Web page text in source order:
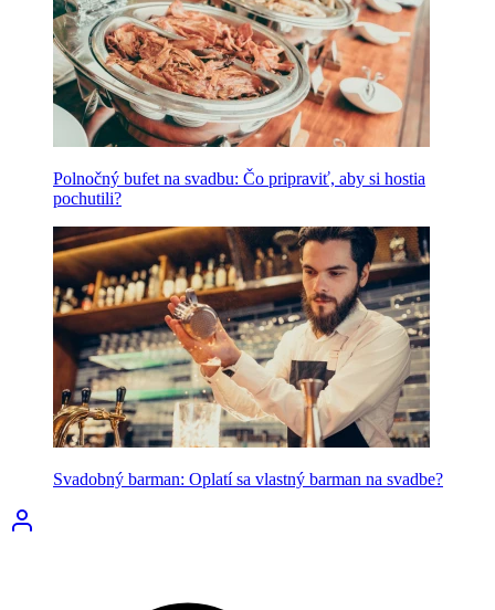
Polnočný bufet na svadbu: Čo pripraviť, aby si hostia
pochutili?
Svadobný barman: Oplatí sa vlastný barman na svadbe?